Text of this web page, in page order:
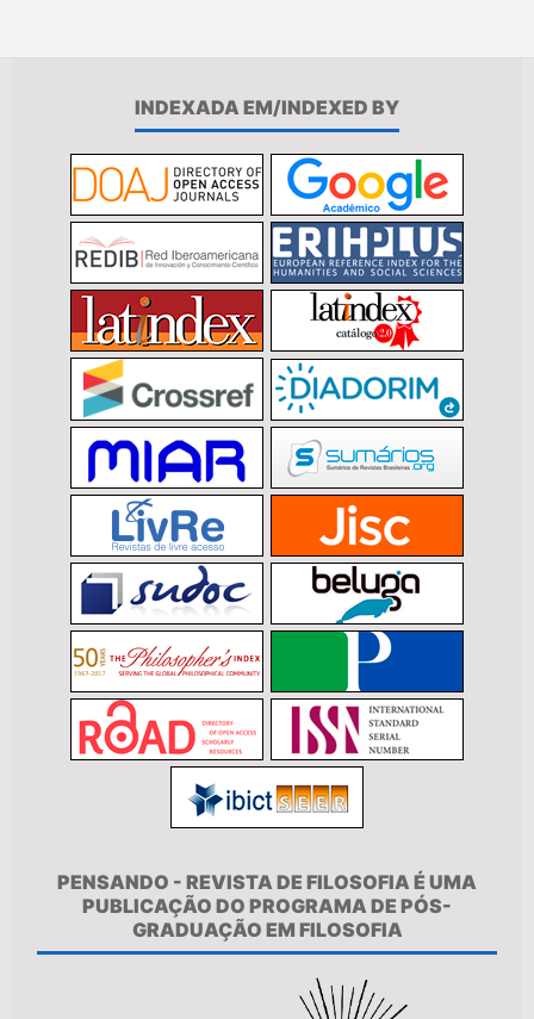
INDEXADA EM/INDEXED BY
PENSANDO - REVISTA DE FILOSOFIA É UMA
PUBLICAÇÃO DO PROGRAMA DE PÓS-
GRADUAÇÃO EM FILOSOFIA